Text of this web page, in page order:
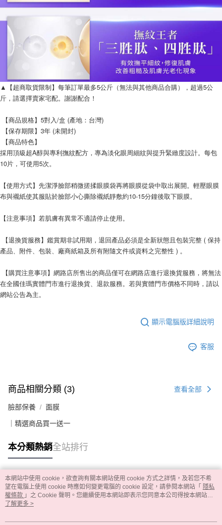
▲【超商取貨限制】每筆訂單最多5公斤（無法與其他商品合購），超過5公
斤，請選擇賣家宅配。謝謝配合！
【商品規格】5對入/盒 (產地：台灣)
【保存期限】3年 (未開封)
【商品特色】
採用頂級超A醇與專利撫紋配方，專為淡化眼周細紋與提升緊緻度設計。每包
10片，可使用5次。
【使用方式】先潔淨臉部稍微搓揉眼膜袋再將眼膜從袋中取出展開。輕壓眼膜
布與襯紙使其服貼於臉部小心撕除襯紙靜敷約10-15分鐘後取下眼膜。
【注意事項】若肌膚有異常不適請停止使用。
產品、附件、包裝、廠商紙箱及所有附隨文件或資料之完整性 ) 。
在全國佳瑪實體門市進行退換貨、退款服務。若與實體門市價格不同時，請以
網站公告為主。
顯示電腦版詳細說明
客服
商品相關分類 (3) 查看全部
臉部保養 面膜
｜精選商品買一送一
本分類熱銷全站排行
熱門標籤
本網站中使用 cookie，欲查詢有關本網站使用 cookie 方式之詳情，及若您不希
望在電腦上使用 cookie 時應如何變更電腦的 cookie 設定，請參閱本網站「 隱私
權條款 」之 Cookie 聲明。您繼續使用本網站即表示您同意本公司得按本網站使
用條款之 Cookie 聲明使用 cookie。
了解更多 >